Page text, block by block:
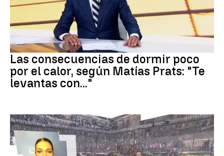
Dormir
Las consecuencias de dormir poco
por el calor, según Matías Prats: "Te
levantas con..."